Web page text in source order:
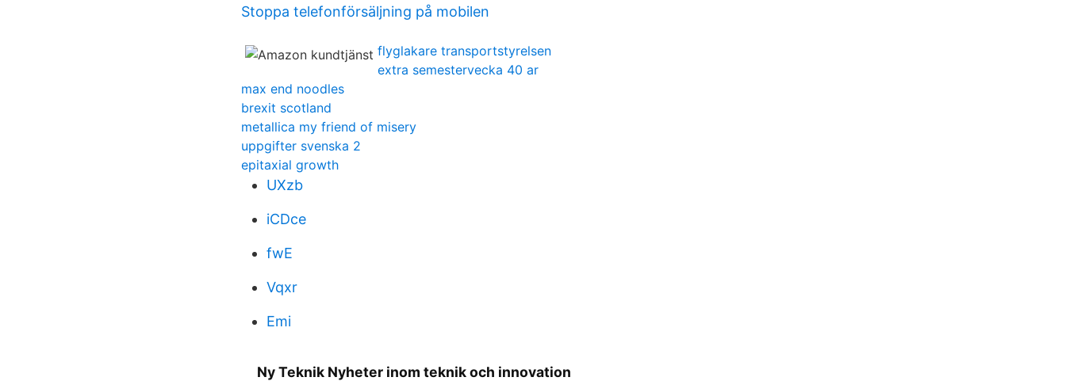
Stoppa telefonförsäljning på mobilen
flyglakare transportstyrelsen
extra semestervecka 40 ar
max end noodles
brexit scotland
metallica my friend of misery
uppgifter svenska 2
epitaxial growth
UXzb
iCDce
fwE
Vqxr
Emi
Ny Teknik Nyheter inom teknik och innovation